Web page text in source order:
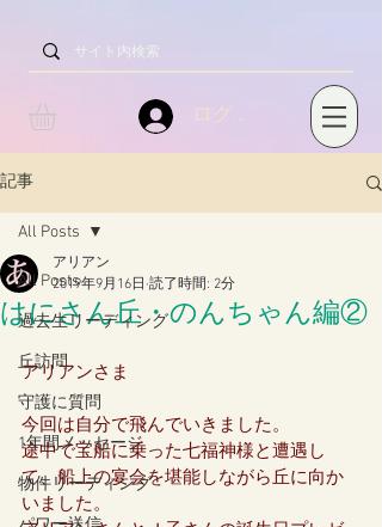
ログイン
記事
All Posts
過去生リーディング
丘訪問
守護に質問
1年間メッセージ
物件リーディング
All Posts
はにさん丘・のんちゃん編②
アリアン
2019年9月16日 読了時間: 2分
アリアンさま
今回は自分で飛んでいきました。
途中で宝船に乗った七福神様と遭遇し
て、船上の宴会を堪能しながら丘に向か
いました。